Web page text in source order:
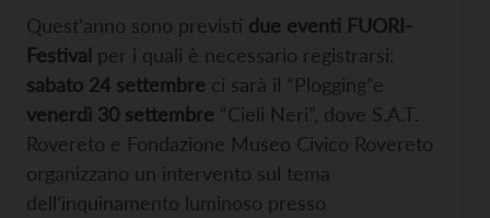
Quest’anno sono previsti due eventi FUORI-
Festival per i quali è necessario registrarsi:
sabato 24 settembre ci sarà il “Plogging”e
venerdì 30 settembre “Cieli Neri”, dove S.A.T.
Rovereto e Fondazione Museo Civico Rovereto
organizzano un intervento sul tema
dell’inquinamento luminoso presso